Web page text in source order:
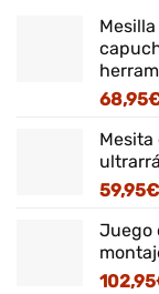
68,95
59,95€
Juego
102,95